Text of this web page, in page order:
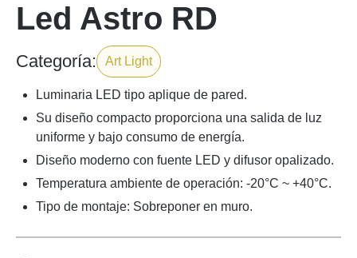
Led Astro RD
Categoría: Art Light
Luminaria LED tipo aplique de pared.
Su diseño compacto proporciona una salida de luz
uniforme y bajo consumo de energía.
Diseño moderno con fuente LED y difusor opalizado.
Temperatura ambiente de operación: -20°C ~ +40°C.
Tipo de montaje: Sobreponer en muro.